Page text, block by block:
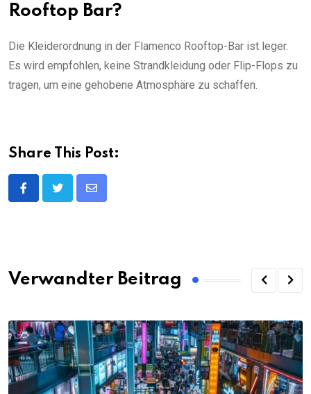
Rooftop Bar?
Die Kleiderordnung in der Flamenco Rooftop-Bar ist leger.
Es wird empfohlen, keine Strandkleidung oder Flip-Flops zu
tragen, um eine gehobene Atmosphäre zu schaffen.
Share This Post:
Share
Verwandter Beitrag